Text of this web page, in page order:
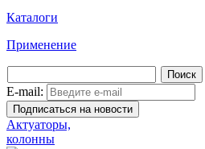
Каталоги
Применение
E-mail:
Актуаторы,
колонны